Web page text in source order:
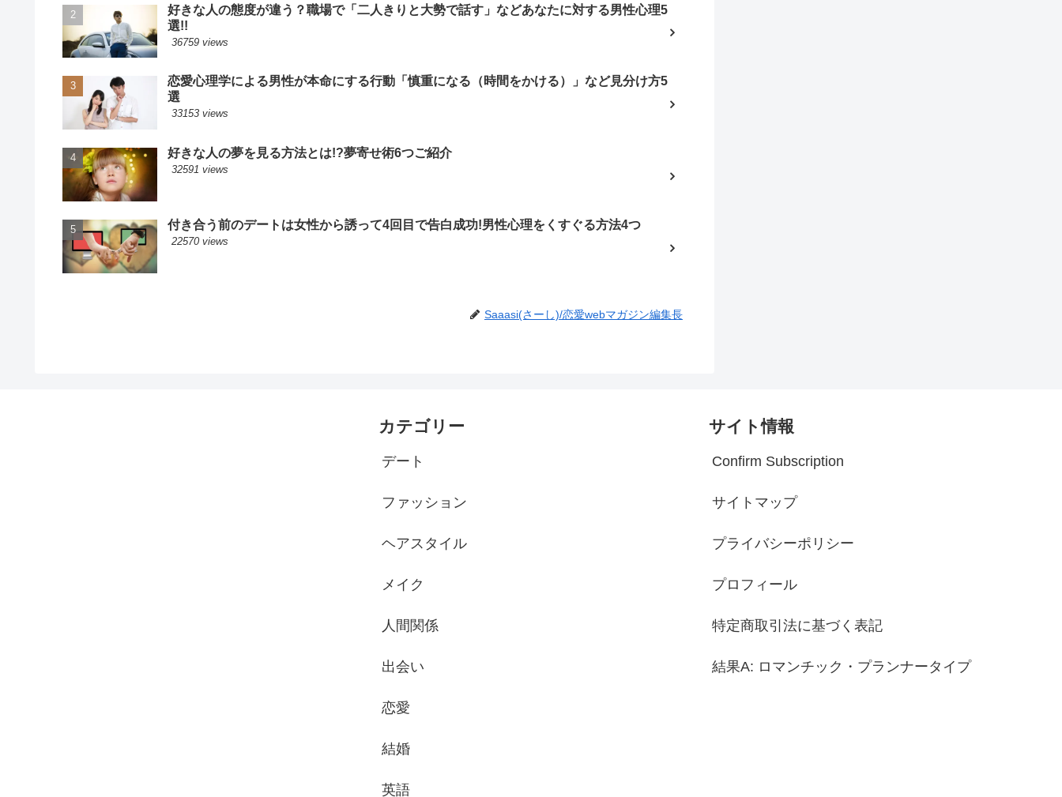
好きな人の態度が違う？職場で「二人きりと大勢で話す」などあなたに対する男性心理5
選!!
36759 views
恋愛心理学による男性が本命にする行動「慎重になる（時間をかける）」など見分け方5
選
33153 views
好きな人の夢を見る方法とは!?夢寄せ術6つご紹介
32591 views
付き合う前のデートは女性から誘って4回目で告白成功!男性心理をくすぐる方法4つ
22570 views
Saaasi(さーし)/恋愛webマガジン編集長
カテゴリー
デート
ファッション
ヘアスタイル
メイク
人間関係
出会い
恋愛
結婚
英語
サイト情報
Confirm Subscription
サイトマップ
プライバシーポリシー
プロフィール
特定商取引法に基づく表記
結果A: ロマンチック・プランナータイプ